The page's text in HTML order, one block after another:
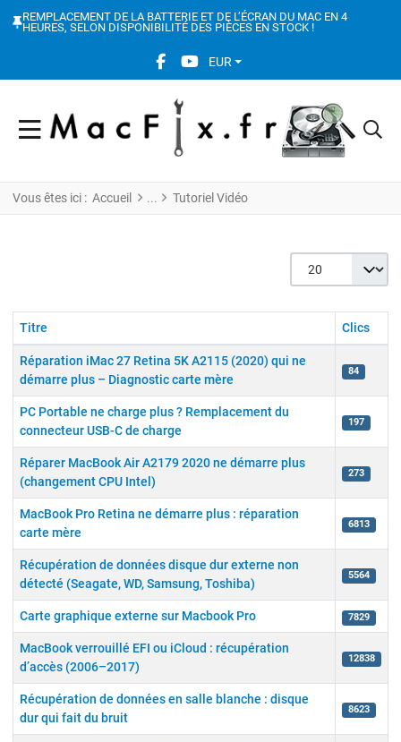
REMPLACEMENT DE LA BATTERIE ET DE L’ÉCRAN DU MAC EN 4
HEURES, SELON DISPONIBILITÉ DES PIÈCES EN STOCK !
FACEBOOK SOCIAL LINK
YOUTUBE SOCIAL LINK
EUR
Vous êtes ici : Accueil Tutoriel Vidéo
Afficher #
Titre Clics
Réparation iMac 27 Retina 5K A2115 (2020) qui ne
démarre plus – Diagnostic carte mère
84
PC Portable ne charge plus ? Remplacement du
connecteur USB-C de charge
197
Réparer MacBook Air A2179 2020 ne démarre plus
(changement CPU Intel)
273
MacBook Pro Retina ne démarre plus : réparation
carte mère
6813
Récupération de données disque dur externe non
détecté (Seagate, WD, Samsung, Toshiba)
5564
Carte graphique externe sur Macbook Pro 7829
MacBook verrouillé EFI ou iCloud : récupération
d’accès (2006–2017)
12838
Récupération de données en salle blanche : disque
dur qui fait du bruit
8623